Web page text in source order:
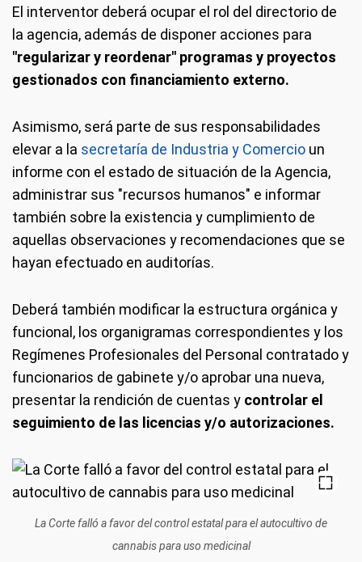
El interventor deberá ocupar el rol del directorio de
la agencia, además de disponer acciones para
"regularizar y reordenar" programas y proyectos
gestionados con financiamiento externo.
Asimismo, será parte de sus responsabilidades
elevar a la secretaría de Industria y Comercio un
informe con el estado de situación de la Agencia,
administrar sus "recursos humanos" e informar
también sobre la existencia y cumplimiento de
aquellas observaciones y recomendaciones que se
hayan efectuado en auditorías.
Deberá también modificar la estructura orgánica y
funcional, los organigramas correspondientes y los
Regímenes Profesionales del Personal contratado y
funcionarios de gabinete y/o aprobar una nueva,
presentar la rendición de cuentas y controlar el
seguimiento de las licencias y/o autorizaciones.
La Corte falló a favor del control estatal para el autocultivo de
cannabis para uso medicinal